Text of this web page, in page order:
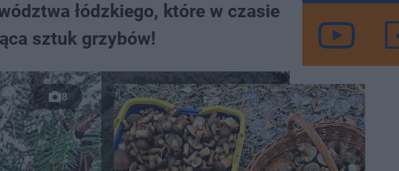
łódzkiego, które w czasie
sztuk grzybów!
8